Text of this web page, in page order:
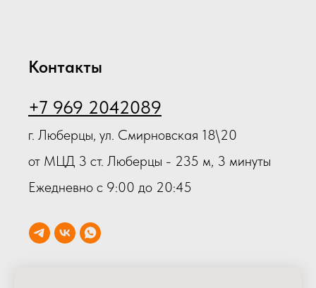
Контакты
+7 969 2042089
г. Люберцы, ул. Смирновская 18\20
от МЦД 3 ст. Люберцы - 235 м, 3 минуты
Ежедневно с 9:00 до 20:45